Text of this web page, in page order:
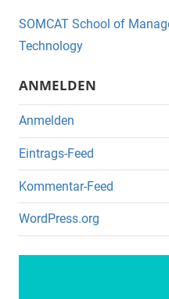
o
o
k
SOMCAT School of
Technology
ANMELDEN
Anmelden
Eintrags-Feed
Kommentar-Feed
WordPress.org